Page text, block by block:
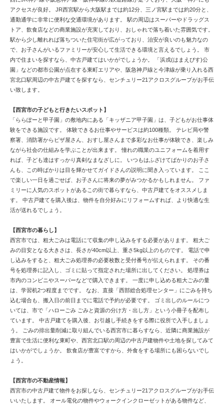
アクセスが良好。 JR西宮駅から大阪駅までは約12分、三ノ宮駅までは約20分と、
通勤通学に非常に便利な交通環境があります。 駅の周辺はスーパーやドラッグス
トア、飲食店などの商業施設が充実しており、おしゃれで落ち着いた雰囲気です。
駅から少し離れれば落ちついた住宅街が広がっており、治安が良いのも魅力なの
で、お子さんがいるファミリーが安心して生活できる環境と言えるでしょう。 市
内で住まいを探すなら、中古戸建てはいかがでしょうか。 「浜戎(はまえびす)公
園」などの都市公園が点在する東町エリアや、阪急神戸線と今津線が乗り入れる西
宮北口駅周辺の中古戸建てを探すなら、センチュリー21アクロスグループがお手伝
い致します。
【西宮市の子どもと行きたいスポット】
「ららぽーと甲子園」の敷地内にある「キッザニア甲子園」は、子どもがお仕事体
験をできる施設です。 体験できるお仕事やサービスは約100種類。 テレビ局や警
察署、消防署からピザ屋さん、おすし屋さんまで多彩なお仕事が体験でき、楽しみ
ながら社会の仕組みを学ぶことが出来ます。 憧れの職業のユニフォームを着用す
れば、子ども達はすっかり真剣なまなざしに。 いつもはふざけてばかりのお子さ
んも、この時ばかりは目を輝かせてガイドさんの説明に聞き入っています。 ここ
で楽しい一日を過ごせば、お子さんに将来の夢がみつかるかもしれません。 ファ
ミリーに人気のスポットがあるこの街で暮らすなら、中古戸建てをオススメしま
す。 中古戸建てを購入後は、物件を自分好みにリフォームすれば、より快適な生
活が送れるでしょう。
【西宮市の暮らし】
西宮市では、粗大ごみは電話にて収集の申し込みをする必要があります。 粗大ご
みの目安となる大きさは、長さが40cm以上、重さ5kg以上のものです。 電話で申
し込みをすると、粗大ごみ処理券の必要枚数と受付番号が伝えられます。 その番
号を処理券に記入し、ゴミに貼って指定された場所に出してください。 処理券は
市内のコンビニやスーパーなどで購入できます。 一度に申し込める粗大ごみの量
は、学習机2つ程度までです。 なお、直接「西部総合処理センター」にごみを持ち
込む場合も、搬入日の前日までに電話で予約が必要です。 ゴミ出しのルールにつ
いては、市で「ハローごみ ごみと資源の分け方・出し方」という小冊子を配布し
ています。 中古戸建てを購入後、お引越し手続きをする際に役所で入手しましょ
う。 ごみの排出量削減に取り組んでいる西宮市に暮らすなら、近隣に商業施設が
豊富で生活に便利な東町や、西宮北口駅の周辺の中古戸建物件や土地を探してみて
はいかがでしょうか。 飲食店が豊富ですから、外食をする場所にも困らないでし
ょう。
【西宮市の不動産情報】
西宮市の中古戸建て物件をお探しなら、センチュリー21アクロスグループがお手伝
いいたします。 オール電化の物件やウォークインクローゼットがある物件など、